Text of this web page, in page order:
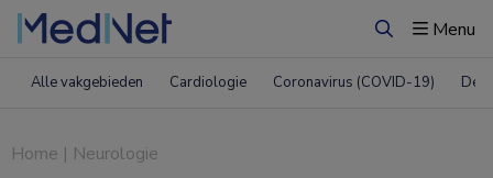
ZoekenMenu
Alle vakgebieden Cardiologie Coronavirus (COVID-19)
Home | Neurologie